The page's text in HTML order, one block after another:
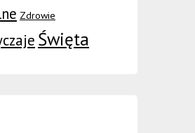
Zdrowie
Święta